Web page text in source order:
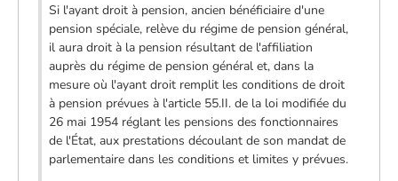
Si l'ayant droit à pension, ancien bénéficiaire d'une
pension spéciale, relève du régime de pension général,
il aura droit à la pension résultant de l'affiliation
auprès du régime de pension général et, dans la
mesure où l'ayant droit remplit les conditions de droit
à pension prévues à l'article 55.II. de la loi modifiée du
26 mai 1954 réglant les pensions des fonctionnaires
de l'État, aux prestations découlant de son mandat de
parlementaire dans les conditions et limites y prévues.